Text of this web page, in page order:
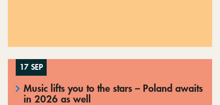
17 SEP
Music lifts you to the stars – Poland awaits
in 2026 as well